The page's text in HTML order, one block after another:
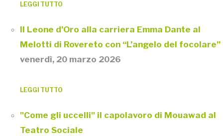
LEGGI TUTTO
Il Leone d’Oro alla carriera Emma Dante al
Melotti di Rovereto con “L’angelo del focolare”
venerdì, 20 marzo 2026
LEGGI TUTTO
"Come gli uccelli" il capolavoro di Mouawad al
Teatro Sociale